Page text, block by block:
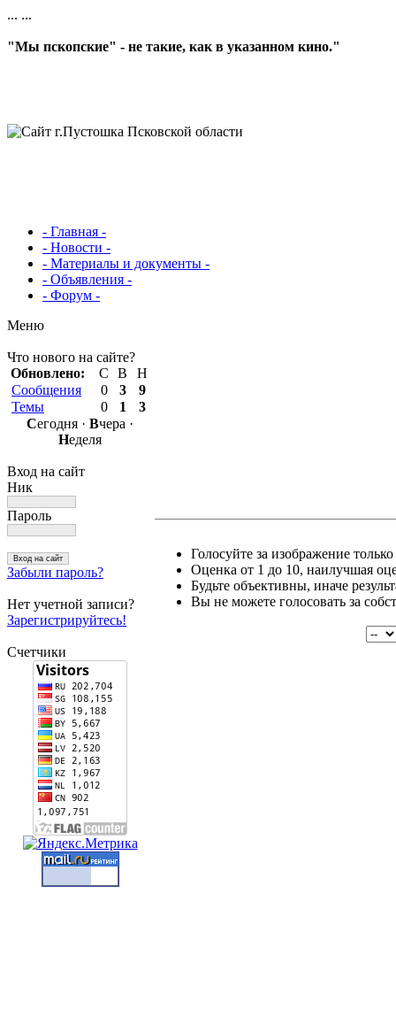
... ...
"Мы пскопские" - не такие, как в указанном кино."
- Главная -
- Новости -
- Материалы и документы -
- Объявления -
- Форум -
Меню
Что нового на сайте?
Обновлено:
С В
Н
Сообщения
0 3
9
Темы
0 1
3
Сегодня · Вчера ·
Неделя
Вход на сайт
Ник
Пароль
Забыли пароль?
Нет учетной записи?
Зарегистрируйтесь!
Счетчики
Голосуйте за изображение
Оценка от 1 до 10, наилучшая
Будьте объективны, иначе
Вы не можете голосовать за